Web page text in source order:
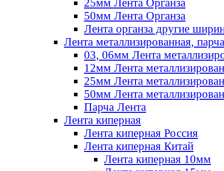
25мм Лента Органза
50мм Лента Органза
Лента органза другие
Лента металлизированная, парча
03, 06мм Лента
12мм Лента
25мм Лента
50мм Лента
Парча Лента
Лента киперная
Лента киперная Россия
Лента киперная Китай
Лента киперная 10мм